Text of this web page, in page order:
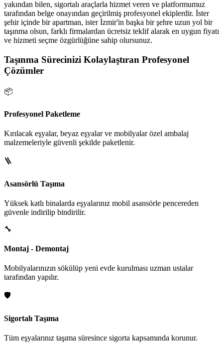
yakından bilen, sigortalı araçlarla hizmet veren ve platformumuz
tarafından belge onayından geçirilmiş profesyonel ekiplerdir. İster
şehir içinde bir apartman, ister İzmir'in başka bir şehre uzun yol bir
taşınma olsun, farklı firmalardan ücretsiz teklif alarak en uygun fiyatı
ve hizmeti seçme özgürlüğüne sahip olursunuz.
Taşınma Sürecinizi Kolaylaştıran Profesyonel
Çözümler
📦
Profesyonel Paketleme
Kırılacak eşyalar, beyaz eşyalar ve mobilyalar özel ambalaj
malzemeleriyle güvenli şekilde paketlenir.
🪜
Asansörlü Taşıma
Yüksek katlı binalarda eşyalarınız mobil asansörle pencereden
güvenle indirilip bindirilir.
🔧
Montaj - Demontaj
Mobilyalarınızın sökülüp yeni evde kurulması uzman ustalar
tarafından yapılır.
🛡️
Sigortalı Taşıma
Tüm eşyalarınız taşıma süresince sigorta kapsamında korunur.